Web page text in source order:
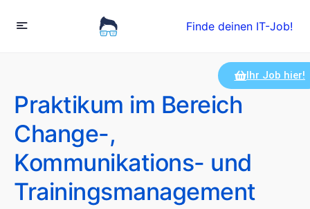
Finde deinen IT-Job!
Praktikum im Bereich
Change-,
Kommunikations- und
Trainingsmanagement
Ihr Job hier!